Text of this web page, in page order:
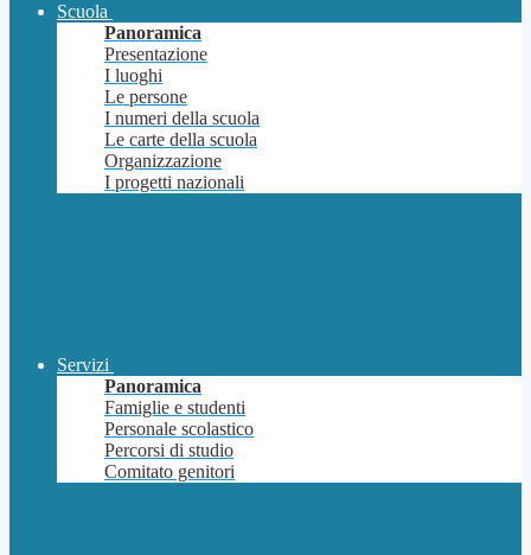
Scuola
Panoramica
Presentazione
I luoghi
Le persone
I numeri della scuola
Le carte della scuola
Organizzazione
I progetti nazionali
Servizi
Panoramica
Famiglie e studenti
Personale scolastico
Percorsi di studio
Comitato genitori